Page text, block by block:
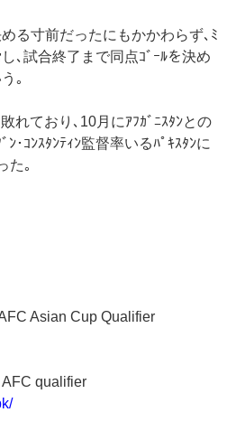
める寸前だったにもかかわらず､ﾐ
､試合終了まで同点ｺﾞｰﾙを決め
｡
れており､10月にｱﾌｶﾞﾆｽﾀﾝとの
･ｺﾝｽﾀﾝﾃｨﾝ監督率いるﾊﾟｷｽﾀﾝに
た｡
Asian Cup Qualifier
qualifier